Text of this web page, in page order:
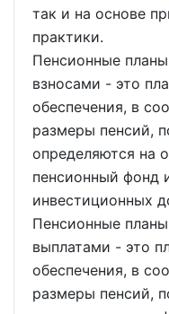
так и на основе
практики.
Пенсионные
взносами - это
обеспечения, в
размеры пенсий,
определяются на
пенсионный фонд
инвестиционных
Пенсионные
выплатами - это
обеспечения, в
размеры пенсий,